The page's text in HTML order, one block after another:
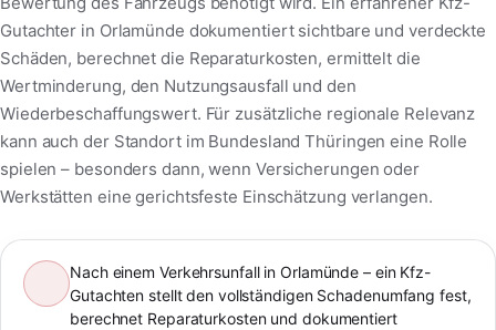
Gutachter in Orlamünde dokumentiert sichtbare und verdeckte
Schäden, berechnet die Reparaturkosten, ermittelt die
Wertminderung, den Nutzungsausfall und den
Wiederbeschaffungswert. Für zusätzliche regionale Relevanz
kann auch der Standort im Bundesland Thüringen eine Rolle
spielen – besonders dann, wenn Versicherungen oder
Werkstätten eine gerichtsfeste Einschätzung verlangen.
Nach einem Verkehrsunfall in Orlamünde – ein Kfz-
Gutachten stellt den vollständigen Schadenumfang fest,
berechnet Reparaturkosten und dokumentiert